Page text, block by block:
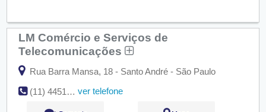
LM Comércio e Serviços de
Telecomunicações
Rua Barra Mansa, 18 - Santo André - São Paulo
(11) 4451-5504
ver telefone